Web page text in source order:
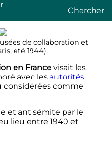
Chercher
de collaboration et
été 1944).
en Francevisait les
avec les autorités
considérées comme
et antisémite par le
lieu entre 1940 et